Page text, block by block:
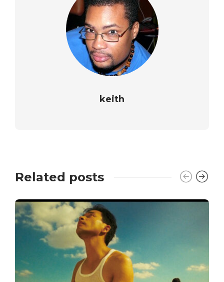
keith
Related posts